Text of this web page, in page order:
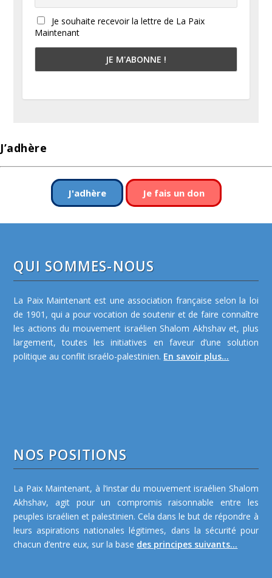
Je souhaite recevoir la lettre de La Paix
Maintenant
J’adhère
J'adhère Je fais un don
QUI SOMMES-NOUS
La Paix Maintenant est une association française selon la loi
de 1901, qui a pour vocation de soutenir et de faire connaître
les actions du mouvement israélien Shalom Akhshav et, plus
largement, toutes les initiatives en faveur d’une solution
politique au conflit israélo-palestinien. En savoir plus...
NOS POSITIONS
La Paix Maintenant, à l’instar du mouvement israélien Shalom
Akhshav, agit pour un compromis raisonnable entre les
peuples israélien et palestinien. Cela dans le but de répondre à
leurs aspirations nationales légitimes, dans la sécurité pour
chacun d’entre eux, sur la base des principes suivants...